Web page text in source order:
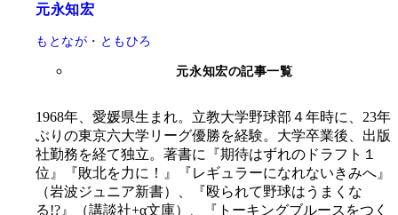
元永知宏
もとなが・ともひろ
元永知宏の記事一覧
1968年、愛媛県生まれ。立教大学野球部４年時に、23年
ぶりの東京六大学リーグ優勝を経験。大学卒業後、出版
社勤務を経て独立。著書に『期待はずれのドラフト１
位』『敗北を力に！』『レギュラーになれないきみへ』
（岩波ジュニア新書）、『殴られて野球はうまくな
る!?』（講談社+α文庫）、『トーキングブルースをつく